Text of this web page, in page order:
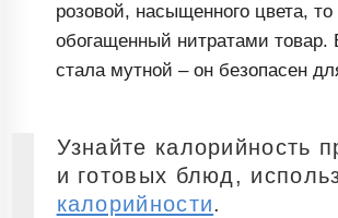
розовой, насыщенного цвета,
обогащенный нитратами товар.
стала мутной – он безопасен
Узнайте калорийность
и готовых блюд,
калорийности.